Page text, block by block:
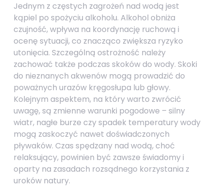
Jednym z częstych zagrożeń nad wodą jest
kąpiel po spożyciu alkoholu. Alkohol obniża
czujność, wpływa na koordynację ruchową i
ocenę sytuacji, co znacząco zwiększa ryzyko
utonięcia. Szczególną ostrożność należy
zachować także podczas skoków do wody. Skoki
do nieznanych akwenów mogą prowadzić do
poważnych urazów kręgosłupa lub głowy.
Kolejnym aspektem, na który warto zwrócić
uwagę, są zmienne warunki pogodowe – silny
wiatr, nagłe burze czy spadek temperatury wody
mogą zaskoczyć nawet doświadczonych
pływaków. Czas spędzany nad wodą, choć
relaksujący, powinien być zawsze świadomy i
oparty na zasadach rozsądnego korzystania z
uroków natury.